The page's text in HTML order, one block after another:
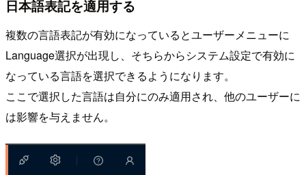
日本語表記を適用する
複数の言語表記が有効になっているとユーザーメニューに
Language選択が出現し、そちらからシステム設定で有効に
なっている言語を選択できるようになります。
ここで選択した言語は自分にのみ適用され、他のユーザーに
は影響を与えません。